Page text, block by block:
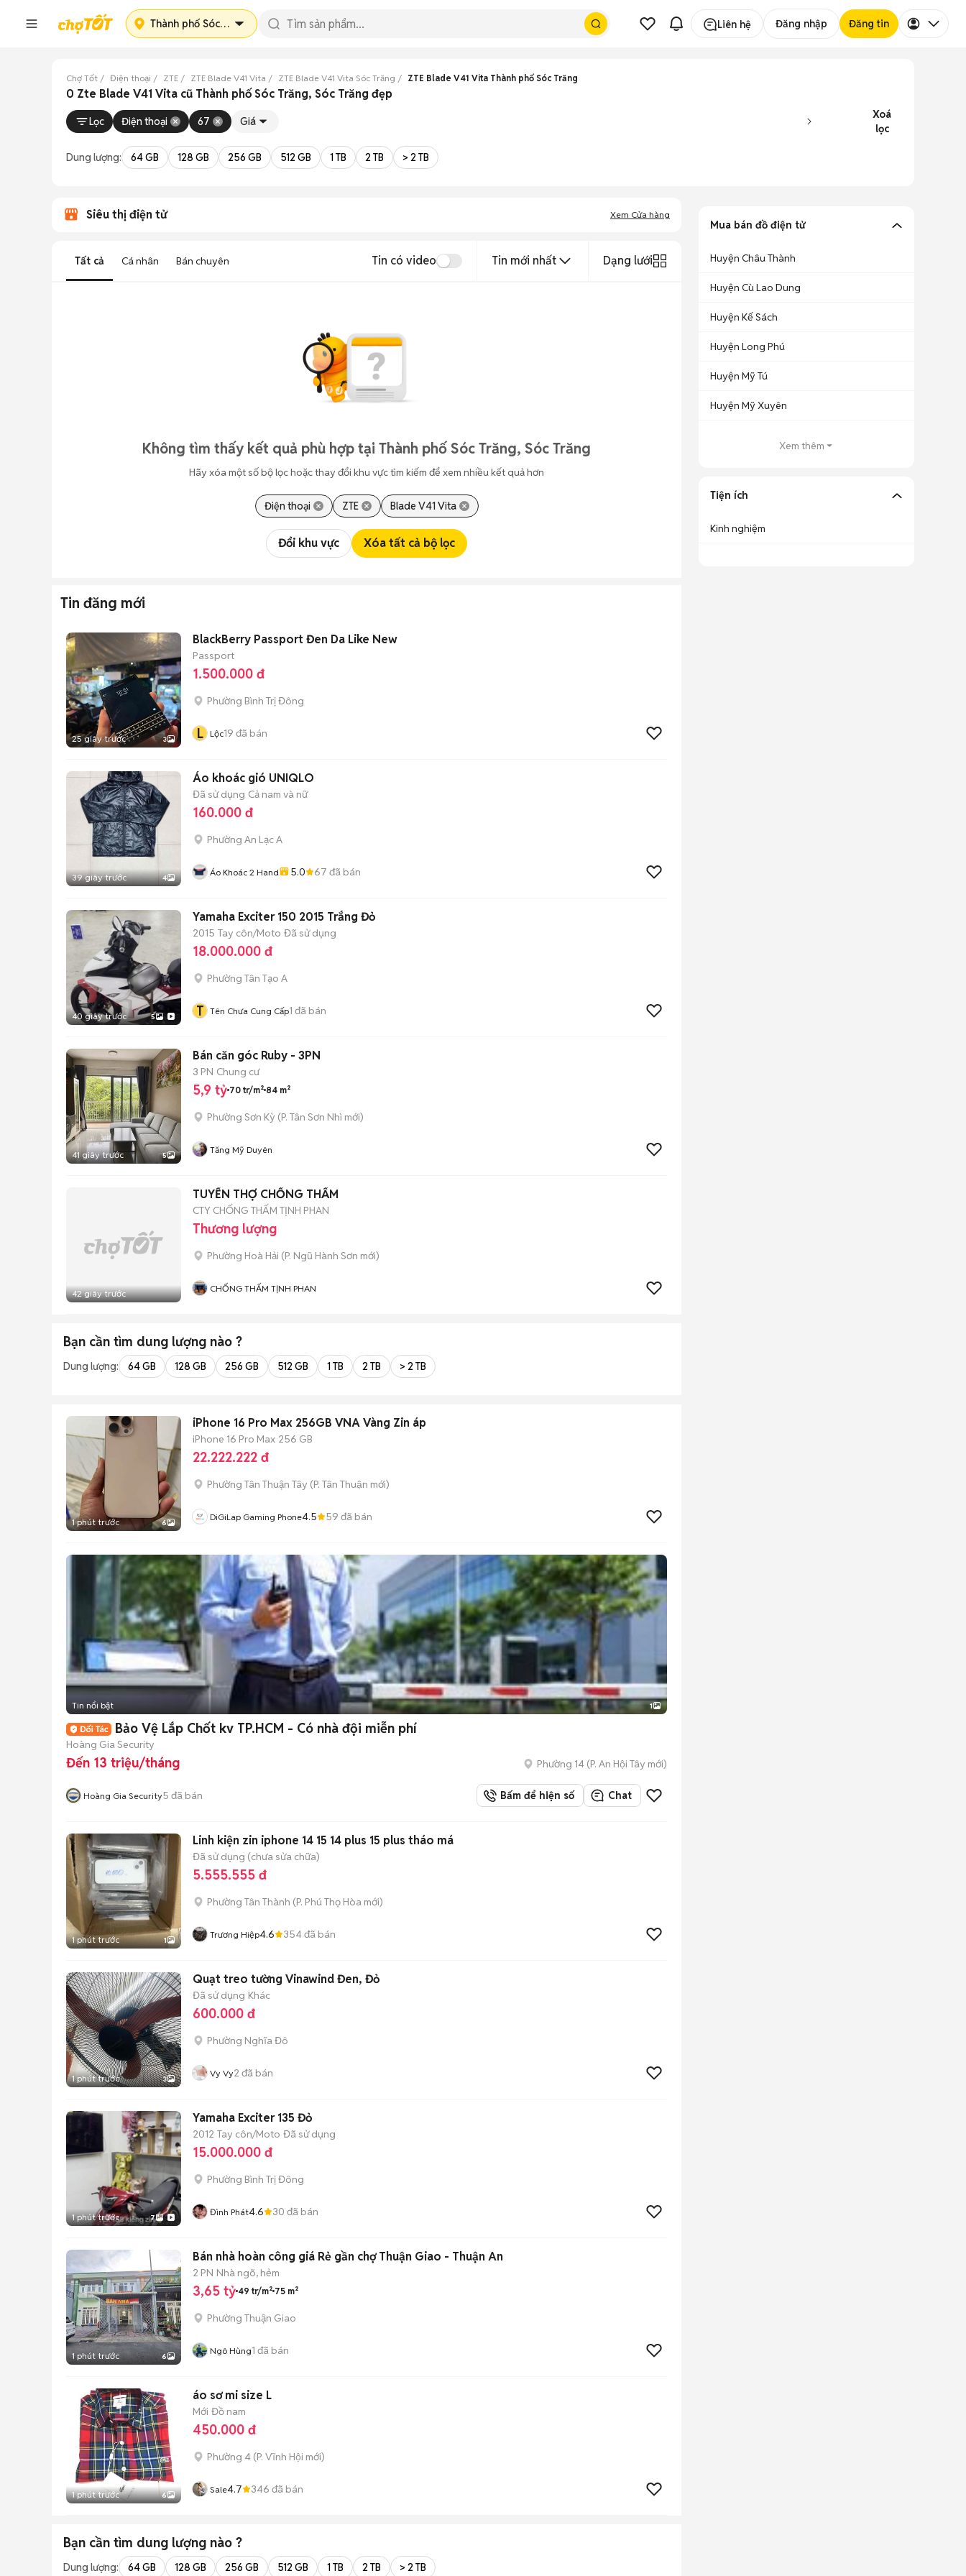
Thành phố Sóc Trăng Liên hệ Đăng nhập Đăng tin
Chợ Tốt Điện thoại ZTE ZTE Blade V41 Vita ZTE Blade V41 Vita Sóc Trăng ZTE Blade V41 Vita Thành phố Sóc Trăng
0 Zte Blade V41 Vita cũ Thành phố Sóc Trăng, Sóc Trăng đẹp
Lọc Điện thoại 67 Giá
Xoá
lọc
Dung lượng: 64 GB 128 GB 256 GB 512 GB 1 TB 2 TB > 2 TB
Siêu thị điện tử Xem Cửa hàng
Tất cả Cá nhân Bán chuyên Tin có video Tin mới nhất Dạng lưới
Không tìm thấy kết quả phù hợp tại Thành phố Sóc Trăng, Sóc Trăng
Hãy xóa một số bộ lọc hoặc thay đổi khu vực tìm kiếm để xem nhiều kết quả hơn
Điện thoại ZTE Blade V41 Vita
Đổi khu vực Xóa tất cả bộ lọc
Tin đăng mới
25 giây trước 3
BlackBerry Passport Đen Da Like New
Passport
1.500.000 đ
Phường Bình Trị Đông
L Lộc19 đã bán
39 giây trước 4
Áo khoác gió UNIQLO
Đã sử dụng Cả nam và nữ
160.000 đ
Phường An Lạc A
Áo Khoác 2 Hand 5.0 67 đã bán
40 giây trước 5
Yamaha Exciter 150 2015 Trắng Đỏ
2015 Tay côn/Moto Đã sử dụng
18.000.000 đ
Phường Tân Tạo A
T Tên Chưa Cung Cấp1 đã bán
41 giây trước 5
Bán căn góc Ruby - 3PN
3 PN Chung cư
5,9 tỷ 70 tr/m² 84 m²
Phường Sơn Kỳ (P. Tân Sơn Nhì mới)
Tăng Mỹ Duyên
42 giây trước
TUYỂN THỢ CHỐNG THẤM
CTY CHỐNG THẤM TỊNH PHAN
Thương lượng
Phường Hoà Hải (P. Ngũ Hành Sơn mới)
CHỐNG THẤM TỊNH PHAN
Bạn cần tìm dung lượng nào ?
Dung lượng: 64 GB 128 GB 256 GB 512 GB 1 TB 2 TB > 2 TB
1 phút trước 6
iPhone 16 Pro Max 256GB VNA Vàng Zin áp
iPhone 16 Pro Max 256 GB
22.222.222 đ
Phường Tân Thuận Tây (P. Tân Thuận mới)
DiGiLap Gaming Phone4.5 59 đã bán
Tin nổi bật 1
Bảo Vệ Lắp Chốt kv TP.HCM - Có nhà đội miễn phí
Hoàng Gia Security
Đến 13 triệu/tháng Phường 14 (P. An Hội Tây mới)
Hoàng Gia Security5 đã bán Bấm để hiện số Chat
1 phút trước 1
Linh kiện zin iphone 14 15 14 plus 15 plus tháo má
Đã sử dụng (chưa sửa chữa)
5.555.555 đ
Phường Tân Thành (P. Phú Thọ Hòa mới)
Trương Hiệp4.6 354đã bán
1 phút trước 3
Quạt treo tường Vinawind Đen, Đỏ
Đã sử dụng Khác
600.000 đ
Phường Nghĩa Đô
Vy Vy2 đã bán
1 phút trước 7
Yamaha Exciter 135 Đỏ
2012 Tay côn/Moto Đã sử dụng
15.000.000 đ
Phường Bình Trị Đông
Đình Phát4.6 30 đã bán
1 phút trước 6
Bán nhà hoàn công giá Rẻ gần chợ Thuận Giao - Thuận An
2 PN Nhà ngõ, hẻm
3,65 tỷ 49 tr/m² 75 m²
Phường Thuận Giao
Ngô Hùng1 đã bán
1 phút trước 6
áo sơ mi size L
Mới Đồ nam
450.000 đ
Phường 4 (P. Vĩnh Hội mới)
Sale4.7 346 đã bán
Bạn cần tìm dung lượng nào ?
Dung lượng: 64 GB 128 GB 256 GB 512 GB 1 TB 2 TB > 2 TB
Mua bán đồ điện tử
Huyện Châu Thành
Huyện Cù Lao Dung
Huyện Kế Sách
Huyện Long Phú
Huyện Mỹ Tú
Huyện Mỹ Xuyên
Xem thêm
Tiện ích
Kinh nghiệm